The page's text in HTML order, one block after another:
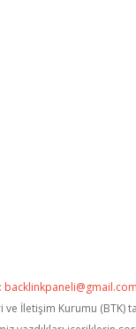
backlinkpaneli@gmail.com
ve İletişim Kurumu